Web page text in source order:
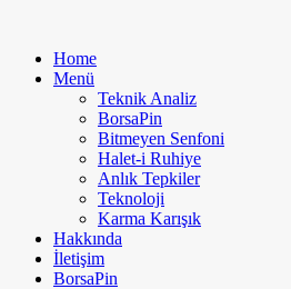
Home
Menü
Teknik Analiz
BorsaPin
Bitmeyen Senfoni
Halet-i Ruhiye
Anlık Tepkiler
Teknoloji
Karma Karışık
Hakkında
İletişim
BorsaPin